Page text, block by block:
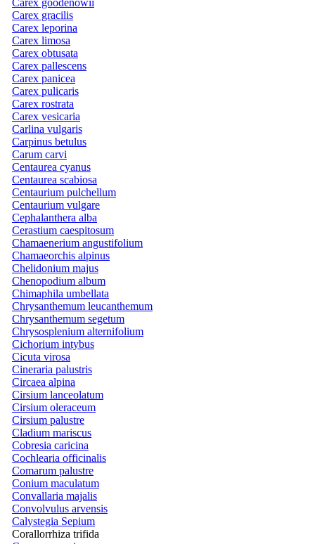
Carex gracilis
Carex leporina
Carex limosa
Carex obtusata
Carex pallescens
Carex panicea
Carex pulicaris
Carex rostrata
Carex vesicaria
Carlina vulgaris
Carpinus betulus
Carum carvi
Centaurea cyanus
Centaurea scabiosa
Centaurium pulchellum
Centaurium vulgare
Cephalanthera alba
Cerastium caespitosum
Chamaenerium angustifolium
Chamaeorchis alpinus
Chelidonium majus
Chenopodium album
Chimaphila umbellata
Chrysanthemum leucanthemum
Chrysanthemum segetum
Chrysosplenium alternifolium
Cichorium intybus
Cicuta virosa
Cineraria palustris
Circaea alpina
Cirsium lanceolatum
Cirsium oleraceum
Cirsium palustre
Cladium mariscus
Cobresia caricina
Cochlearia officinalis
Comarum palustre
Conium maculatum
Convallaria majalis
Convolvulus arvensis
Calystegia Sepium
Corallorrhiza trifida